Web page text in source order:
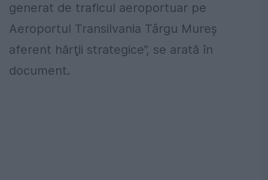
generat de traficul aeroportuar pe
Aeroportul Transilvania Târgu Mureş
aferent hărţii strategice”, se arată în
document.